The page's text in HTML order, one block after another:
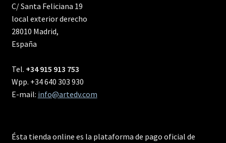
C/ Santa Feliciana 19
local exterior derecho
28010 Madrid,
España
Tel. +34 915 913 753
Wpp. +34 640 303 930
E-mail: info@artedv.com
Ésta tienda online es la plataforma de pago oficial de